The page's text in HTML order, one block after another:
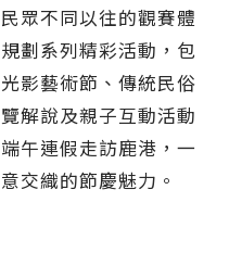
眾不同以往的觀賽體
劃系列精彩活動，包
影藝術節、傳統民俗
解說及親子互動活動
午連假走訪鹿港，一
交織的節慶魅力。